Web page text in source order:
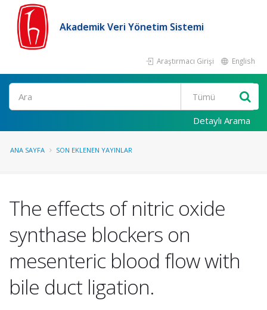
Akademik Veri Yönetim Sistemi
Araştırmacı Girişi English
Ara
Detaylı Arama
ANA SAYFA SON EKLENEN YAYINLAR
The effects of nitric oxide
synthase blockers on
mesenteric blood flow with
bile duct ligation.